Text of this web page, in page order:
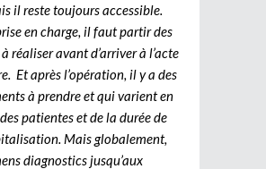
il reste toujours accessible.
en charge, il faut partir des
réaliser avant d’arriver à l’acte
Et après l’opération, il y a des
à prendre et qui varient en
patientes et de la durée de
Mais globalement,
diagnostics jusqu’aux